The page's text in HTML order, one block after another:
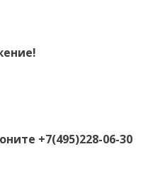
+7(495)228-06-30